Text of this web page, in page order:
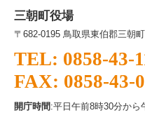
三朝町役場
〒682-0195 鳥取県東伯郡三朝
TEL: 0858-43-
FAX: 0858-43-
開庁時間:平日午前8時30分から